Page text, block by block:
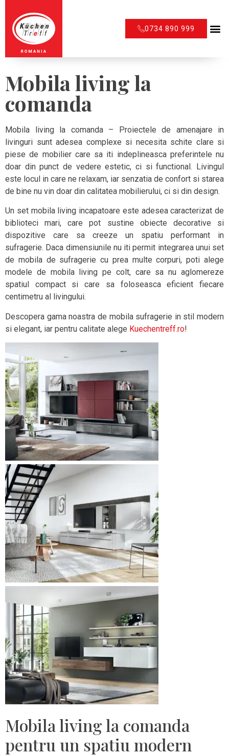
0734 890 999
Mobila living la
comanda
Mobila living la comanda – Proiectele de amenajare in
livinguri sunt adesea complexe si necesita schite clare si
piese de mobilier care sa iti indeplineasca preferintele nu
doar din punct de vedere estetic, ci si functional. Livingul
este locul in care ne relaxam, iar senzatia de confort si starea
de bine nu vin doar din calitatea mobilierului, ci si din design.
Un set mobila living incapatoare este adesea caracterizat de
biblioteci mari, care pot sustine obiecte decorative si
dispozitive care sa creeze un spatiu performant in
sufragerie. Daca dimensiunile nu iti permit integrarea unui set
de mobila de sufragerie cu prea multe corpuri, poti alege
modele de mobila living pe colt, care sa nu aglomereze
spatiul compact si care sa foloseasca eficient fiecare
centimetru al livingului.
Descopera gama noastra de mobila sufragerie in stil modern
si elegant, iar pentru calitate alege Kuechentreff.ro!
Mobila living la comanda
pentru un spatiu modern